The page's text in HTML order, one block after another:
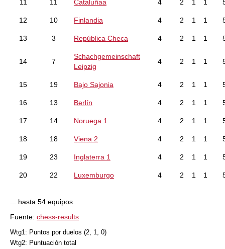
11 11 Cataluñaa 4 2 1 1
12 10 Finlandia 4 2 1 1
13 3 República Checa 4 2 1 1
14 7
Schachgemeinschaft
Leipzig
4 2 1 1
15 19 Bajo Sajonia 4 2 1 1
16 13 Berlín 4 2 1 1
17 14 Noruega 1 4 2 1 1
18 18 Viena 2 4 2 1 1
19 23 Inglaterra 1 4 2 1 1
20 22 Luxemburgo 4 2 1 1
... hasta 54 equipos
Fuente: chess-results
Wtg1: Puntos por duelos (2, 1, 0)
Wtg2: Puntuación total